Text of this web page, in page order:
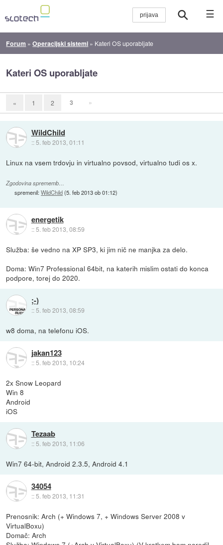
☰
Forum »Operacijski sistemi » Kateri OS uporabljate
Kateri OS uporabljate
« 1 2 3 »
WildChild
:: 5. feb 2013, 01:11
Linux na vsem trdovju in virtualno povsod, virtualno tudi os x.
Zgodovina sprememb…
spremenil:WildChild(5. feb 2013 ob 01:12)
energetik
::5. feb 2013, 08:59
Služba: še vedno na XP SP3, ki jim nič ne manjka za delo.
Doma: Win7 Professional 64bit, na katerih mislim ostati do konca
podpore, torej do 2020.
;-)
:: 5. feb 2013, 08:59
w8 doma, na telefonu iOS.
jakan123
::5. feb 2013, 10:24
2x Snow Leopard
Win 8
Android
iOS
Tezaab
:: 5. feb 2013, 11:06
Win7 64-bit, Android 2.3.5, Android 4.1
34054
::5. feb 2013, 11:31
Prenosnik: Arch (+ Windows 7, + Windows Server 2008 v
VirtualBoxu)
Domač: Arch